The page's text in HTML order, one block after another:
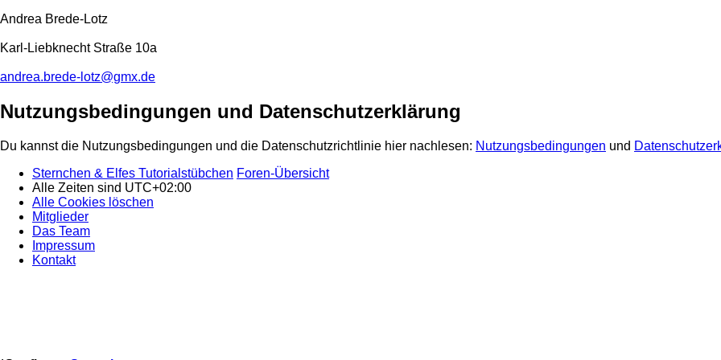
Andrea Brede-Lotz
Karl-Liebknecht Straße 10a
andrea.brede-lotz@gmx.de
Nutzungsbedingungen und Datenschutzerklärung
Du kannst die Nutzungsbedingungen und die Datenschutzrichtlinie hier nachlesen: Nutzungsbedingungen und
Sternchen & Elfes Tutorialstübchen Foren-Übersicht
Alle Zeiten sind UTC+02:00
Alle Cookies löschen
Mitglieder
Das Team
Impressum
Kontakt